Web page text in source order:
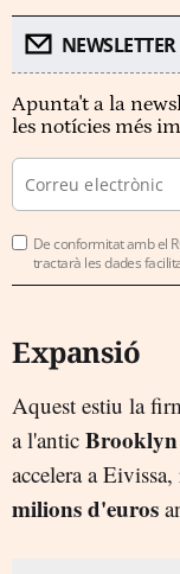
Apunta't a la
les notícies més
De conformitat amb el
tractarà les dades
Expansió
Aquest estiu la
a l'antic
accelera a
milions d'euros